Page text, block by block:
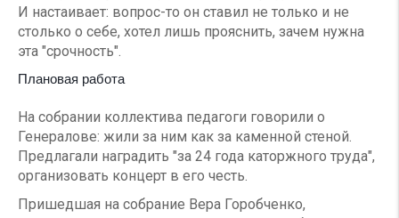
И настаивает: вопрос-то он ставил не только и не
столько о себе, хотел лишь прояснить, зачем нужна
эта "срочность".
Плановая работа
На собрании коллектива педагоги говорили о
Генералове: жили за ним как за каменной стеной.
Предлагали наградить "за 24 года каторжного труда",
организовать концерт в его честь.
Пришедшая на собрание Вера Горобченко,